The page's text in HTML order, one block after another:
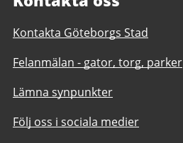
Kontakta Göteborgs Stad
Felanmälan - gator, torg, parker
Lämna synpunkter
Följ oss i sociala medier